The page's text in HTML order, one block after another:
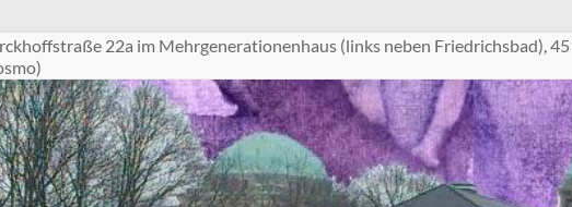
22a im Mehrgenerationenhaus (links neben Friedrichsbad),